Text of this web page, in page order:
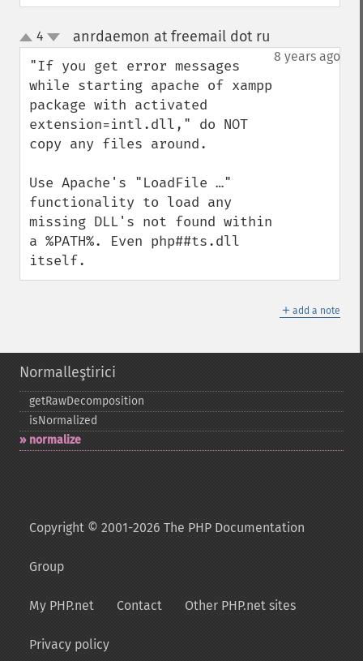
up
down
4 anrdaemon at freemail dot ru
8 years ago
"If you get error messages
while starting apache of xampp
package with activated
extension=intl.dll," do NOT
copy any files around.
Use Apache's "LoadFile …"
functionality to load any
missing DLL's not found within
a %PATH%. Even php##ts.dll
itself.
＋ add a note
Normalleştirici
getRawDecomposition
isNormalized
normalize
Copyright © 2001-2026 The PHP Documentation
Group
My PHP.net Contact Other PHP.net sites
Privacy policy